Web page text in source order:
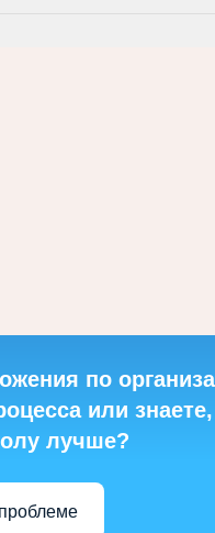
по
или знаете,
лучше?